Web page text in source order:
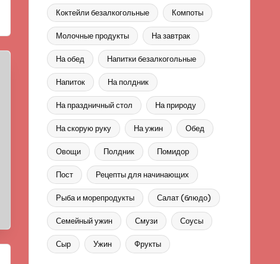
Коктейли безалкогольные Компоты
Молочные продукты На завтрак
На обед Напитки безалкогольные
Напиток На полдник
На праздничный стол На природу
На скорую руку На ужин Обед
Овощи Полдник Помидор
Пост Рецепты для начинающих
Рыба и морепродукты Салат (блюдо)
Семейный ужин Смузи Соусы
Сыр Ужин Фрукты